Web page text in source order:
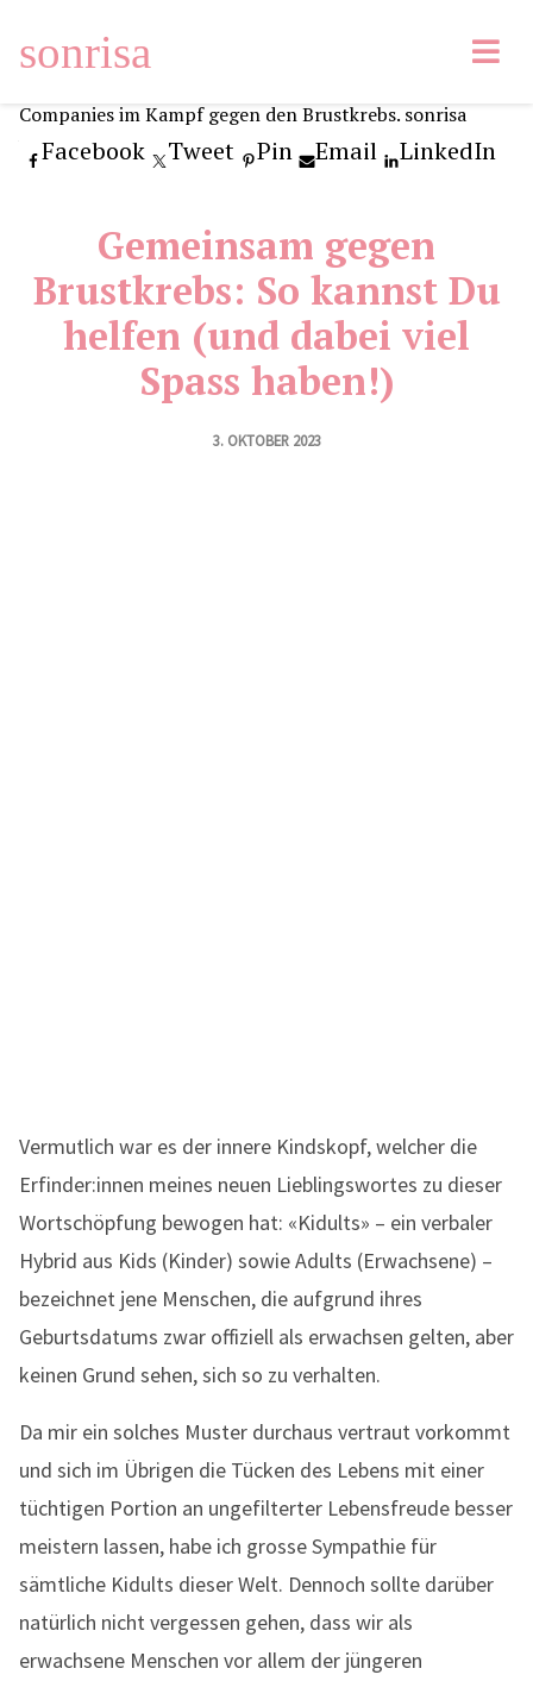
sonrisa
Facebook Tweet Pin Email LinkedIn
Gemeinsam gegen
Brustkrebs: So kannst Du
helfen (und dabei viel
Spass haben!)
3. OKTOBER 2023
Vermutlich war es der innere Kindskopf, welcher die
Erfinder:innen meines neuen Lieblingswortes zu dieser
Wortschöpfung bewogen hat: «Kidults» – ein verbaler
Hybrid aus Kids (Kinder) sowie Adults (Erwachsene) –
bezeichnet jene Menschen, die aufgrund ihres
Geburtsdatums zwar offiziell als erwachsen gelten, aber
keinen Grund sehen, sich so zu verhalten.
Da mir ein solches Muster durchaus vertraut vorkommt
und sich im Übrigen die Tücken des Lebens mit einer
tüchtigen Portion an ungefilterter Lebensfreude besser
meistern lassen, habe ich grosse Sympathie für
sämtliche Kidults dieser Welt. Dennoch sollte darüber
natürlich nicht vergessen gehen, dass wir als
erwachsene Menschen vor allem der jüngeren